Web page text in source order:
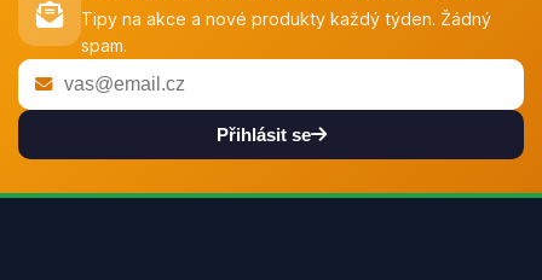
Tipy na akce a nové produkty každý týden. Žádný
spam.
Přihlásit se